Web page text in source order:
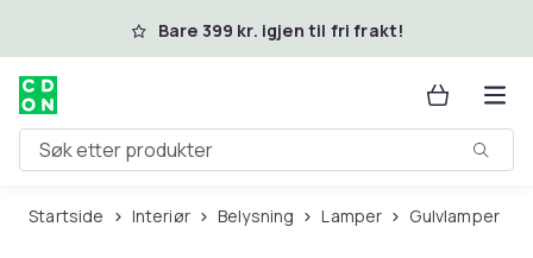
Hopp til hovedinnholdBare 399 kr. igjen til fri frakt!
Søk etter produkter
Startside Interiør Belysning Lamper Gulvlamper